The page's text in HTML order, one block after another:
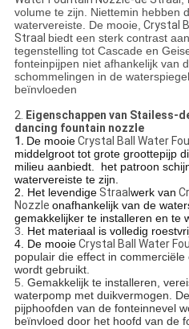
volume te zijn. Niettemin hebben
watervereiste. De mooie, Crystal
Straal biedt een sterk contrast
tegenstelling tot Cascade en
fonteinpijpen niet afhankelijk van
schommelingen in de
beïnvloeden
2. Eigenschappen van Stailess-
dancing fountain nozzle
1. De mooieCrystal Ball Water
middelgroot tot grote groottepijp
milieu aanbiedt. het patroon
watervereiste te zijn.
2. Het levendigeStraalwerk van
Nozzle onafhankelijk van de
gemakkelijker te installeren en te
3. Het materiaal is volledig
4. De mooieCrystal Ball Water
populair die effect in
wordt gebruikt.
5. Gemakkelijk te installeren,
waterpomp met duikvermogen.
pijphoofden van de fonteinnevel
beïnvloed door het hoofd van de